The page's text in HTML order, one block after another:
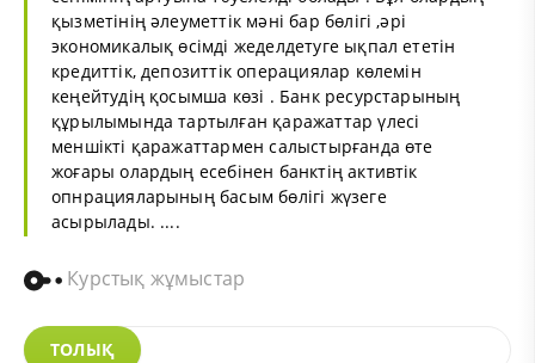
қызметінің әлеуметтік мәні бар бөлігі ,әрі
экономикалық өсімді жеделдетуге ықпал ететін
кредиттік, депозиттік операциялар көлемін
кеңейтудің қосымша көзі . Банк ресурстарының
құрылымында тартылған қаражаттар үлесі
меншікті қаражаттармен салыстырғанда өте
жоғары олардың есебінен банктің активтік
опнрацияларының басым бөлігі жүзеге
асырылады. ....
Курстық жұмыстар
ТОЛЫҚ